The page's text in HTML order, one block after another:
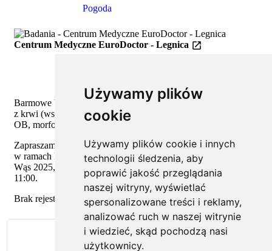
Używamy plików
cookie
Używamy plików cookie i innych
technologii śledzenia, aby
poprawić jakość przeglądania
naszej witryny, wyświetlać
spersonalizowane treści i reklamy,
analizować ruch w naszej witrynie
i wiedzieć, skąd pochodzą nasi
użytkownicy.
Pogoda
Centrum Medyczne EuroDoctor - Legnica
Barmowe badanaia profilaktyczne dla mężczyzn: czynnik PSA
z krwi (wskazującego na możliwe choroby prostaty) oraz AFB,
OB, morfologia.
Zapraszamy do Centrum Medycznego EuroDoctor w Świdnicy
w ramach kampanii męskiej profilaktyki nowotworowej Złoty
Wąs 2025, dnia 15 listopada (sobota) od godziny 08:00 do
11:00.
Brak rejestracji, decyduje kolejność zgłoszeń. Do zobaczenia!
Zeskanuj kod QR